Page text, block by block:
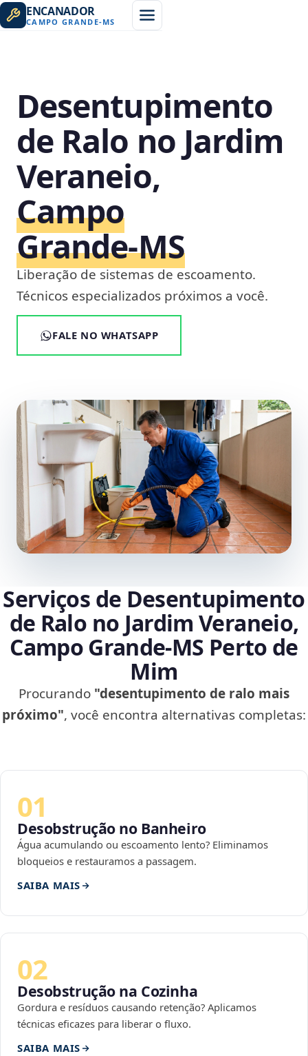
ENCANADOR
CAMPO GRANDE-MS
Desentupimento
de Ralo no Jardim
Veraneio,
Campo
Grande‑MS
Liberação de sistemas de escoamento.
Técnicos especializados próximos a você.
FALE NO WHATSAPP
Serviços de Desentupimento
de Ralo no Jardim Veraneio,
Campo Grande‑MS Perto de
Mim
Procurando "desentupimento de ralo mais
próximo", você encontra alternativas completas:
01
Desobstrução no Banheiro
Água acumulando ou escoamento lento? Eliminamos
bloqueios e restauramos a passagem.
SAIBA MAIS
02
Desobstrução na Cozinha
Gordura e resíduos causando retenção? Aplicamos
técnicas eficazes para liberar o fluxo.
SAIBA MAIS